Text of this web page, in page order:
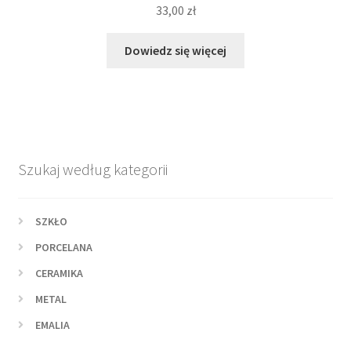
33,00 zł
Dowiedz się więcej
Szukaj według kategorii
SZKŁO
PORCELANA
CERAMIKA
METAL
EMALIA